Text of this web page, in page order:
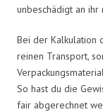
unbeschädigt an
Bei der Kalkulation
reinen Transport,
So hast du die
fair abgerechnet